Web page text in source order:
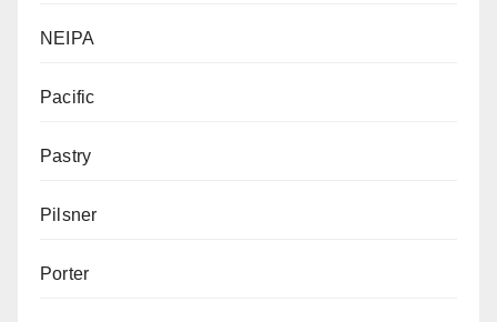
NEIPA
Pacific
Pastry
Pilsner
Porter